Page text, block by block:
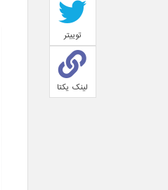
توییتر
لینک یکتا